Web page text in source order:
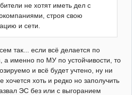
не хотят иметь дел с
строя свою
и сети.
так... если всё делается по
а именно по МУ по устойчивости, то
и всё будет учтено, ну ни
хочется хоть и редко но заполучить
ЭС без или с выгоранием